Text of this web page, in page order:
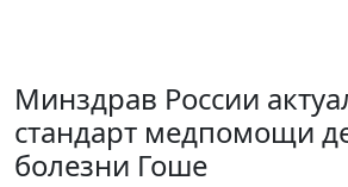
Минздрав России
стандарт медпомощи
болезни Гоше